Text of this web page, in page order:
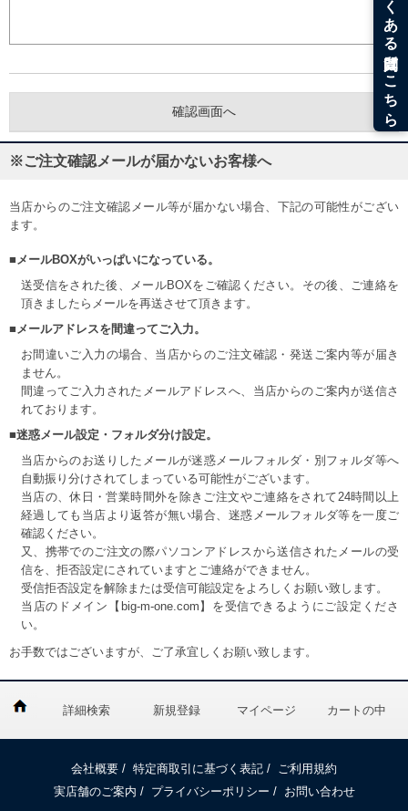
※ご注文確認メールが届かないお客様へ
当店からのご注文確認メール等が届かない場合、下記の可能性がござい
ます。
■メールBOXがいっぱいになっている。
送受信をされた後、メールBOXをご確認ください。その後、ご連絡を
頂きましたらメールを再送させて頂きます。
■メールアドレスを間違ってご入力。
お間違いご入力の場合、当店からのご注文確認・発送ご案内等が届き
ません。
間違ってご入力されたメールアドレスへ、当店からのご案内が送信さ
れております。
■迷惑メール設定・フォルダ分け設定。
当店からのお送りしたメールが迷惑メールフォルダ・別フォルダ等へ
自動振り分けされてしまっている可能性がございます。
当店の、休日・営業時間外を除きご注文やご連絡をされて24時間以上
経過しても当店より返答が無い場合、迷惑メールフォルダ等を一度ご
確認ください。
又、携帯でのご注文の際パソコンアドレスから送信されたメールの受
信を、拒否設定にされていますとご連絡ができません。
受信拒否設定を解除または受信可能設定をよろしくお願い致します。
当店のドメイン【big-m-one.com】を受信できるようにご設定くださ
い。
お手数ではございますが、ご了承宜しくお願い致します。
詳細検索 新規登録 マイページ カートの中
会社概要 / 特定商取引に基づく表記 /
ご利用規約
実店舗のご案内 / プライバシーポリシー / お問い合わせ